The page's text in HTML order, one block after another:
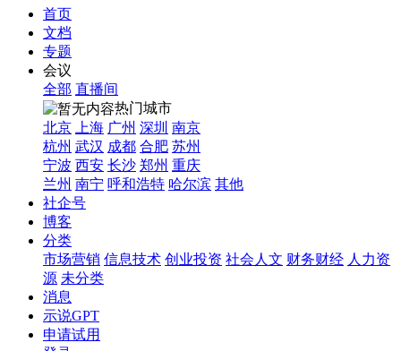
首页
文档
专题
会议
全部 直播间
热门城市
北京
上海 广州 深圳 南京
杭州 武汉 成都 合肥 苏州
宁波 西安 长沙 郑州 重庆
兰州 南宁 呼和浩特 哈尔滨 其他
社企号
博客
分类
市场营销 信息技术 创业投资 社会人文 财务财经 人力资
源 未分类
消息
示说GPT
申请试用